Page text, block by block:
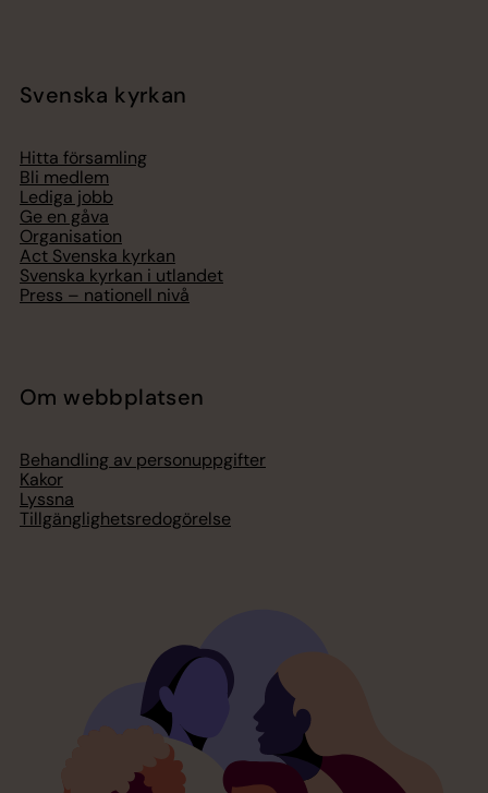
Svenska kyrkan
Hitta församling
Bli medlem
Lediga jobb
Ge en gåva
Organisation
Act Svenska kyrkan
Svenska kyrkan i utlandet
Press – nationell nivå
Om webbplatsen
Behandling av personuppgifter
Kakor
Lyssna
Tillgänglighetsredogörelse